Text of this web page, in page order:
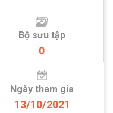
Bộ sưu tập
0
Ngày tham gia
13/10/2021